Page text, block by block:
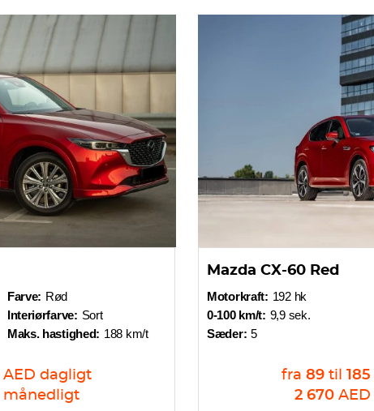
Farve: Rød
Interiørfarve: Sort
Maks. hastighed: 188 km/t
AED dagligt
månedligt
Mazda CX-60 Red
Motorkraft: 192 hk
0-100 km/t: 9,9 sek.
Sæder: 5
fra 89 til 185
2 670 AED